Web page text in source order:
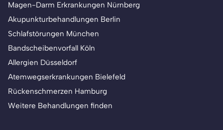
Magen-Darm Erkrankungen Nürnberg
Akupunkturbehandlungen Berlin
Schlafstörungen München
Bandscheibenvorfall Köln
Allergien Düsseldorf
Atemwegserkrankungen Bielefeld
Rückenschmerzen Hamburg
Weitere Behandlungen finden